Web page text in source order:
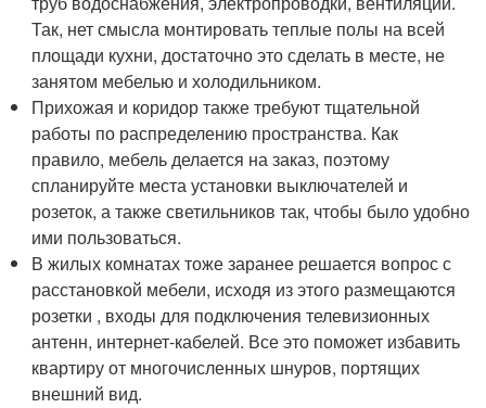
Так, нет смысла монтировать теплые полы на всей
площади кухни, достаточно это сделать в месте, не
занятом мебелью и холодильником.
Прихожая и коридор также требуют тщательной
работы по распределению пространства. Как
правило, мебель делается на заказ, поэтому
спланируйте места установки выключателей и
розеток, а также светильников так, чтобы было удобно
ими пользоваться.
В жилых комнатах тоже заранее решается вопрос с
расстановкой мебели, исходя из этого размещаются
розетки , входы для подключения телевизионных
антенн, интернет-кабелей. Все это поможет избавить
квартиру от многочисленных шнуров, портящих
внешний вид.